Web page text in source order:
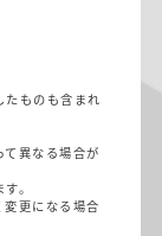
ものも含まれ
異なる場合が
。
更になる場合